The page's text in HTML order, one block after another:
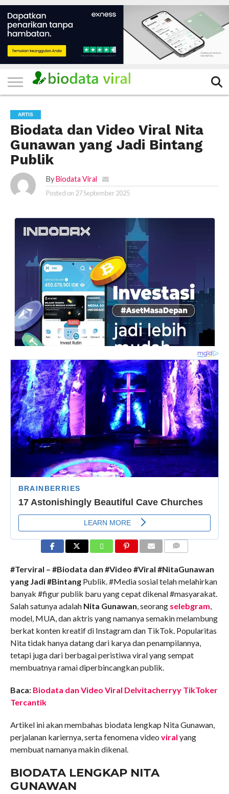
HOME
FILTER
KATEGORI
IKLAN
GRATIS
TERVIRAL
TRADING
KOMUNITAS
BERITA
BISNIS
LAINNYA
ARTIS
Biodata dan Video Viral Nita
Gunawan yang Jadi Bintang
Publik
By Biodata Viral
Posted on 27 September 2025
#Terviral – #Biodata dan #Video #Viral #NitaGunawan
yang Jadi #BintangPublik. #Media sosial telah melahirkan
banyak #figur publik baru yang cepat dikenal #masyarakat.
Salah satunya adalah Nita Gunawan, seorang selebgram,
model, MUA, dan aktris yang namanya semakin melambung
berkat konten kreatif di Instagram dan TikTok. Popularitas
Nita tidak hanya datang dari karya dan penampilannya,
tetapi juga dari berbagai peristiwa viral yang sempat
membuatnya ramai diperbincangkan publik.
Baca: Biodata dan Video Viral Delvitacherryy TikToker
Tercantik
Artikel ini akan membahas biodata lengkap Nita Gunawan,
perjalanan kariernya, serta fenomena video viral yang
membuat namanya makin dikenal.
BIODATA LENGKAP NITA
GUNAWAN